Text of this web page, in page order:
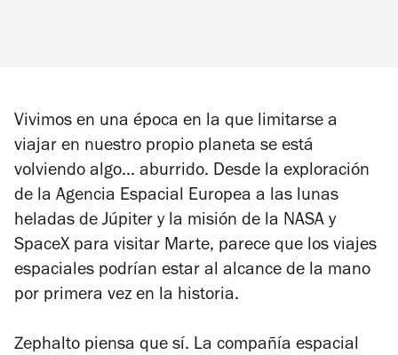
Vivimos en una época en la que limitarse a
viajar en nuestro propio planeta se está
volviendo algo... aburrido. Desde la exploración
de la Agencia Espacial Europea a las lunas
heladas de Júpiter y la misión de la NASA y
SpaceX para visitar Marte, parece que los viajes
espaciales podrían estar al alcance de la mano
por primera vez en la historia.
Zephalto piensa que sí. La compañía espacial